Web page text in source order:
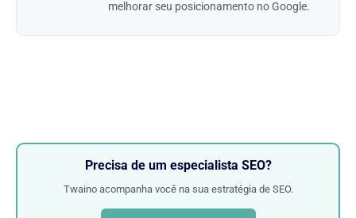
melhorar seu posicionamento no Google.
Precisa de um especialista SEO?
Twaino acompanha você na sua estratégia de SEO.